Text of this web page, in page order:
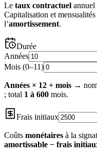
Le taux contractuel annuel
Capitalisation et mensualités
l’amortissement.
Durée
Années
Mois (0–11)
Années × 12 + mois →
; total 1 à 600 mois.
Frais initiaux
Coûts monétaires à la
amortissable − frais